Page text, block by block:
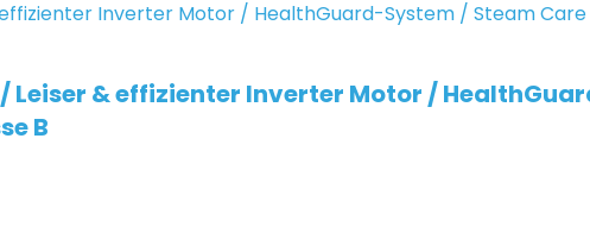
Leiser & effizienter Inverter Motor /
B